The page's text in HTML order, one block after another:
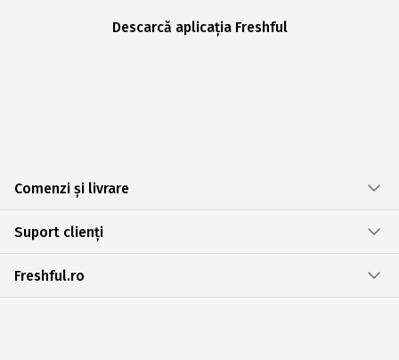
Descarcă aplicația Freshful
Comenzi și livrare
Suport clienți
Freshful.ro